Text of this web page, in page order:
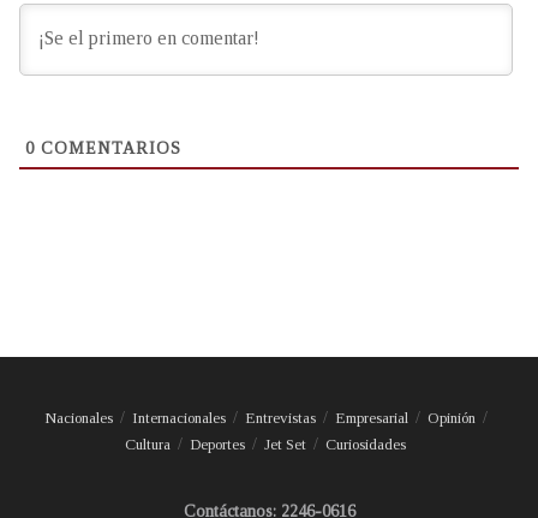
0 COMENTARIOS
Nacionales Internacionales Entrevistas Empresarial
Opinión
Cultura
Deportes Jet Set Curiosidades
Contáctanos: 2246-0616